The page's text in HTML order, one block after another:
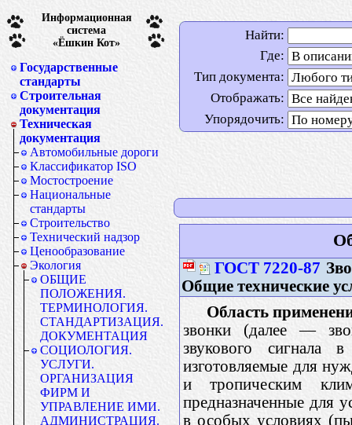
Информационная
система
«Ёшкин Кот»
Государственные
стандарты
Строительная
документация
Техническая
документация
Автомобильные дороги
Классификатор ISO
Мостостроение
Национальные
стандарты
Строительство
Технический надзор
Ценообразование
Экология
ОБЩИЕ
ПОЛОЖЕНИЯ.
ТЕРМИНОЛОГИЯ.
СТАНДАРТИЗАЦИЯ.
ДОКУМЕНТАЦИЯ
СОЦИОЛОГИЯ.
УСЛУГИ.
ОРГАНИЗАЦИЯ
ФИРМ И
УПРАВЛЕНИЕ ИМИ.
АДМИНИСТРАЦИЯ.
Найти:
Где:
Тип документа:
Отображать:
Упорядочить:
ГОСТ 7220-87
Общие технические
Область
звонки (далее —
звукового сигнала
изготовляемые для
и тропическим
предназначенные для
в особых условиях